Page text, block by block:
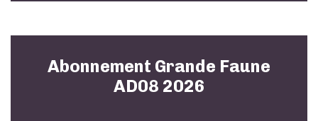
Abonnement Grande Faune
AD08 2026